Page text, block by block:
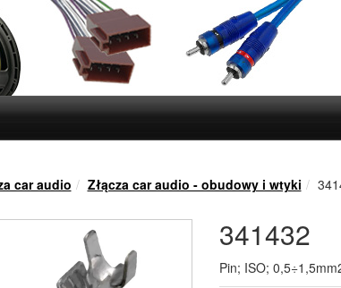
car audio Złącza car audio - obudowy i wtyki
341432
Pin; ISO;